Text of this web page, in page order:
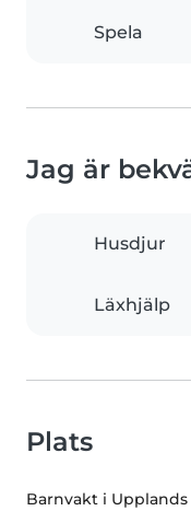
Spela
Jag är
Husdjur
Läxhjälp
Plats
Barnvakt i Upplands